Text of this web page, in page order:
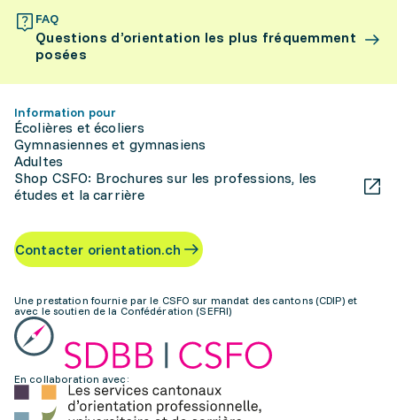
FAQ
Questions d’orientation les plus fréquemment
posées
Information pour
Écolières et écoliers
Gymnasiennes et gymnasiens
Adultes
Shop CSFO: Brochures sur les professions, les
études et la carrière
Contacter orientation.ch
Une prestation fournie par le CSFO sur mandat des cantons (CDIP) et
avec le soutien de la Confédération (SEFRI)
En collaboration avec: